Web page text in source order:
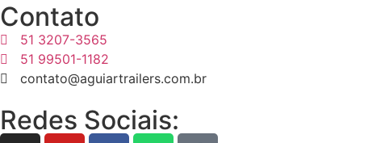
Contato
51 3207-3565
51 99501-1182
contato@aguiartrailers.com.br
Redes Sociais: